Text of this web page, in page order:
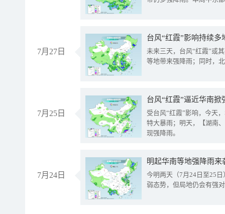
7月27日
台风“红霞”影响持续
未来三天，台风“红霞”或
等地带来强降雨；同时，
7月25日
台风“红霞”逼近华南
受台风“红霞”影响，今天
特大暴雨；明天，【湖南
现强降雨。
7月24日
明起华南等地强降雨
今明两天（7月24日至25
弱态势，但局地仍会有强